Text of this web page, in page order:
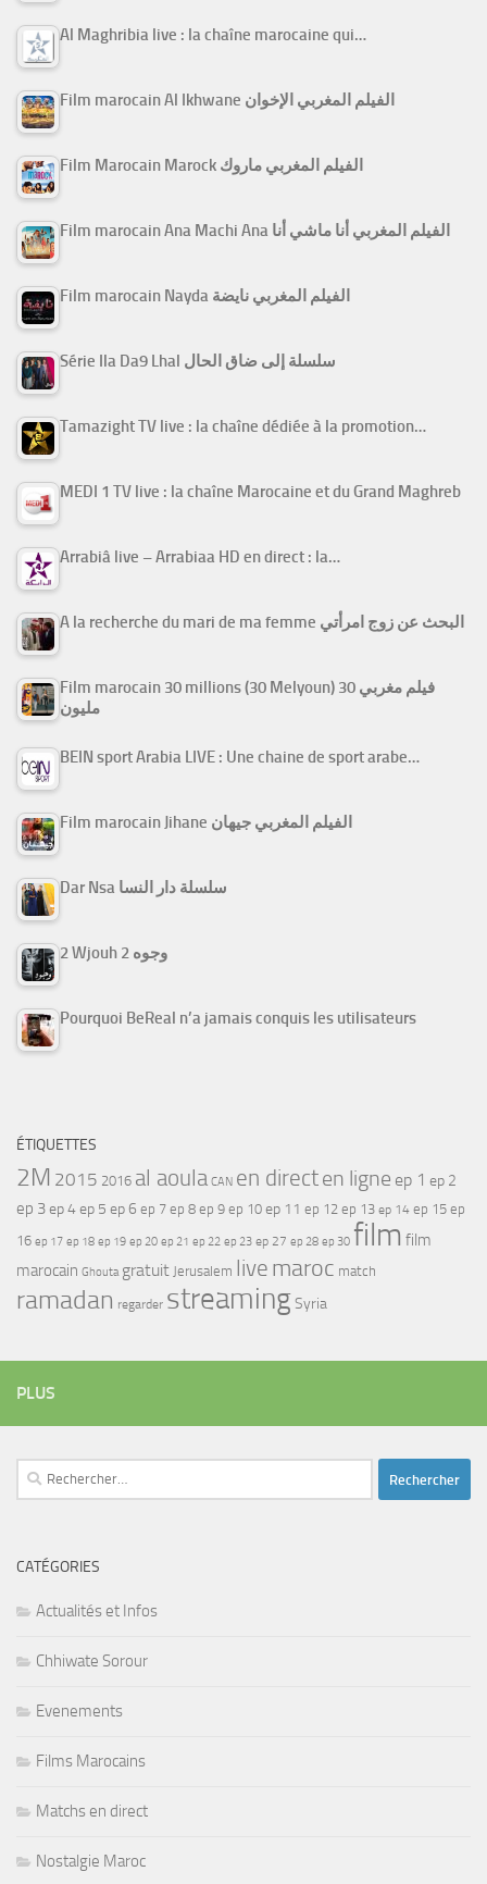
Al Maghribia live : la chaîne marocaine qui…
Film marocain Al Ikhwane الفيلم المغربي الإخوان
Film Marocain Marock الفيلم المغربي ماروك
Film marocain Ana Machi Ana الفيلم المغربي أنا ماشي أنا
Film marocain Nayda الفيلم المغربي نايضة
Série Ila Da9 Lhal سلسلة إلى ضاق الحال
Tamazight TV live : la chaîne dédiée à la promotion…
MEDI 1 TV live : la chaîne Marocaine et du Grand Maghreb
Arrabiâ live – Arrabiaa HD en direct : la…
A la recherche du mari de ma femme البحث عن زوج امرأتي
Film marocain 30 millions (30 Melyoun) فيلم مغربي 30
مليون
BEIN sport Arabia LIVE : Une chaine de sport arabe…
Film marocain Jihane الفيلم المغربي جيهان
Dar Nsa سلسلة دار النسا
2 Wjouh 2 وجوه
Pourquoi BeReal n’a jamais conquis les utilisateurs
ÉTIQUETTES
2M 2015 2016 al aoula CAN en directen ligne ep 1 ep 2
ep 3ep 4ep 5 ep 6 ep 7 ep 8 ep 9 ep 10 ep 11 ep 12 ep 13 ep 14 ep 15 ep
16 ep 17 ep 18 ep 19 ep 20 ep 21 ep 22 ep 23 ep 27 ep 28 ep 30 film film
marocain Ghouta gratuit Jerusalem live maroc match
ramadan regarder streamingSyria
PLUS
Rechercher :
CATÉGORIES
Actualités et Infos
Chhiwate Sorour
Evenements
Films Marocains
Matchs en direct
Nostalgie Maroc